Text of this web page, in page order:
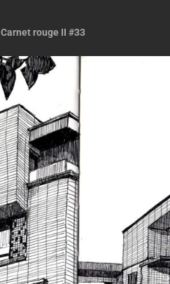
Carnet rouge II #33